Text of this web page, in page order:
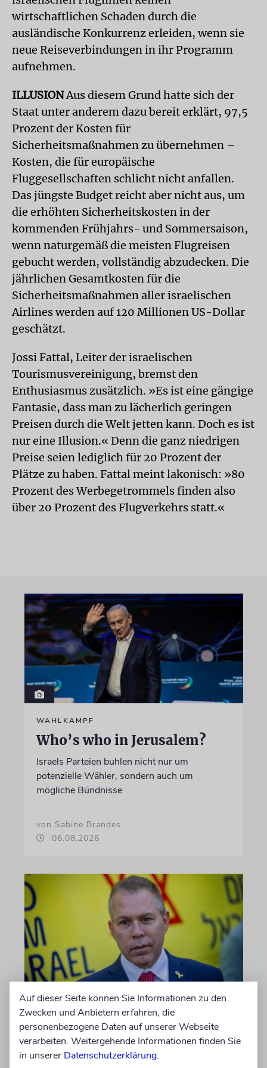
wirtschaftlichen Schaden durch die
ausländische Konkurrenz erleiden, wenn sie
neue Reiseverbindungen in ihr Programm
aufnehmen.
ILLUSIONAus diesem Grund hatte sich der
Staat unter anderem dazu bereit erklärt, 97,5
Prozent der Kosten für
Sicherheitsmaßnahmen zu übernehmen –
Kosten, die für europäische
Fluggesellschaften schlicht nicht anfallen.
Das jüngste Budget reicht aber nicht aus, um
die erhöhten Sicherheitskosten in der
kommenden Frühjahrs- und Sommersaison,
wenn naturgemäß die meisten Flugreisen
gebucht werden, vollständig abzudecken. Die
jährlichen Gesamtkosten für die
Sicherheitsmaßnahmen aller israelischen
Airlines werden auf 120 Millionen US-Dollar
geschätzt.
Jossi Fattal, Leiter der israelischen
Tourismusvereinigung, bremst den
Enthusiasmus zusätzlich. »Es ist eine gängige
Fantasie, dass man zu lächerlich geringen
Preisen durch die Welt jetten kann. Doch es ist
nur eine Illusion.« Denn die ganz niedrigen
Preise seien lediglich für 20 Prozent der
Plätze zu haben. Fattal meint lakonisch: »80
Prozent des Werbegetrommels finden also
über 20 Prozent des Flugverkehrs statt.«
WAHLKAMPF
Who’s who in Jerusalem?
Israels Parteien buhlen nicht nur um
potenzielle Wähler, sondern auch um
mögliche Bündnisse
von Sabine Brandes
06.08.2026
JERUSALEM
Ehemalige Likud-Politiker
Erdan und Edelstein gründen
neue Partei
Auf dieser Seite können Sie Informationen zu den
Zwecken und Anbietern erfahren, die
personenbezogene Daten auf unserer Webseite
verarbeiten. Weitergehende Informationen finden Sie
in unserer Datenschutzerklärung.